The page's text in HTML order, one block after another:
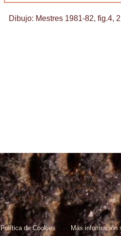
Dibujo: Mestres 1981-82, fig.4,
Política de Cookies Más información